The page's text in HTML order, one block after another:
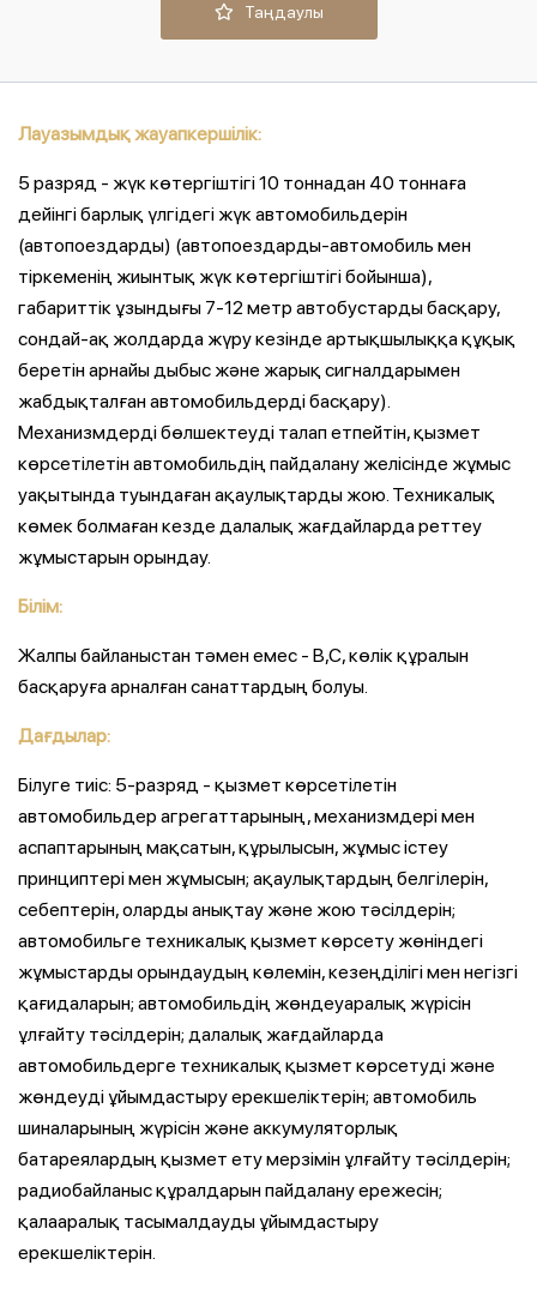
Таңдаулы
Лауазымдық жауапкершілік:
5 разряд - жүк көтергіштігі 10 тоннадан 40 тоннаға
дейінгі барлық үлгідегі жүк автомобильдерін
(автопоездарды) (автопоездарды-автомобиль мен
тіркеменің жиынтық жүк көтергіштігі бойынша),
габариттік ұзындығы 7-12 метр автобустарды басқару,
сондай-ақ жолдарда жүру кезінде артықшылыққа құқық
беретін арнайы дыбыс және жарық сигналдарымен
жабдықталған автомобильдерді басқару).
Механизмдерді бөлшектеуді талап етпейтін, қызмет
көрсетілетін автомобильдің пайдалану желісінде жұмыс
уақытында туындаған ақаулықтарды жою. Техникалық
көмек болмаған кезде далалық жағдайларда реттеу
жұмыстарын орындау.
Білім:
Жалпы байланыстан тәмен емес - В,С, көлік құралын
басқаруға арналған санаттардың болуы.
Дағдылар:
Білуге тиіс: 5-разряд - қызмет көрсетілетін
автомобильдер агрегаттарының, механизмдері мен
аспаптарының мақсатын, құрылысын, жұмыс істеу
принциптері мен жұмысын; ақаулықтардың белгілерін,
себептерін, оларды анықтау және жою тәсілдерін;
автомобильге техникалық қызмет көрсету жөніндегі
жұмыстарды орындаудың көлемін, кезеңділігі мен негізгі
қағидаларын; автомобильдің жөндеуаралық жүрісін
ұлғайту тәсілдерін; далалық жағдайларда
автомобильдерге техникалық қызмет көрсетуді және
жөндеуді ұйымдастыру ерекшеліктерін; автомобиль
шиналарының жүрісін және аккумуляторлық
батареялардың қызмет ету мерзімін ұлғайту тәсілдерін;
радиобайланыс құралдарын пайдалану ережесін;
қалааралық тасымалдауды ұйымдастыру
ерекшеліктерін.